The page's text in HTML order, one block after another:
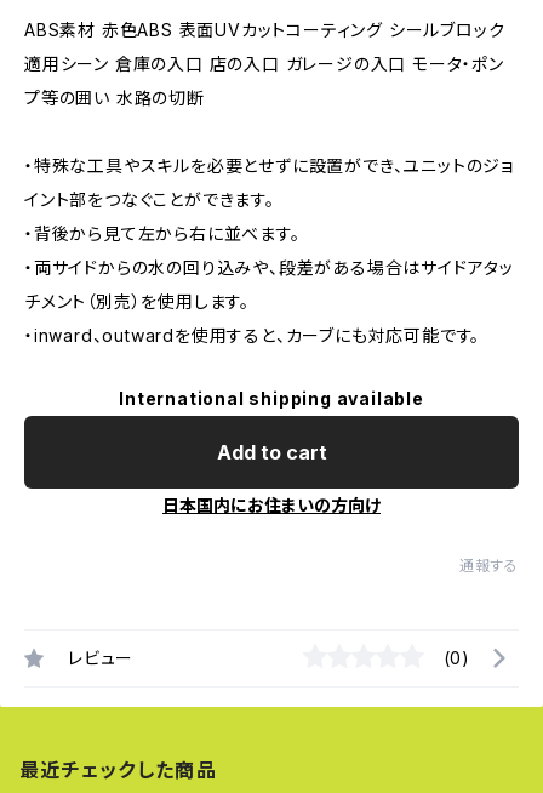
ABS素材 赤色ABS 表面UVカットコーティング シールブロック
適用シーン 倉庫の入口 店の入口 ガレージの入口 モータ・ポン
プ等の囲い 水路の切断
・特殊な工具やスキルを必要とせずに設置ができ、ユニットのジョ
イント部をつなぐことができます。
・背後から見て左から右に並べます。
・両サイドからの水の回り込みや、段差がある場合はサイドアタッ
チメント（別売）を使用します。
・inward、outwardを使用すると、カーブにも対応可能です。
International shipping available
Add to cart
日本国内にお住まいの方向け
通報する
レビュー (0)
最近チェックした商品